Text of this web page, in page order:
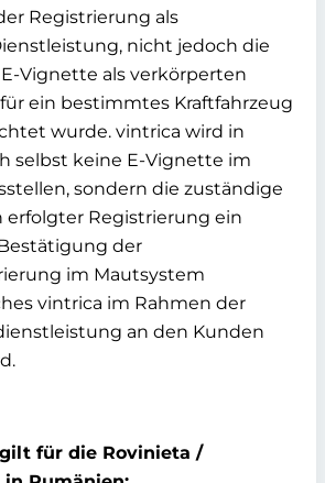
Registrierung als
nicht jedoch die
Vignette als verkörperten
für ein bestimmtes Kraftfahrzeug
wurde. vintrica wird in
selbst keine E-Vignette im
sondern die zuständige
erfolgter Registrierung ein
der
im Mautsystem
vintrica im Rahmen der
an den Kunden
gilt für die Rovinieta /